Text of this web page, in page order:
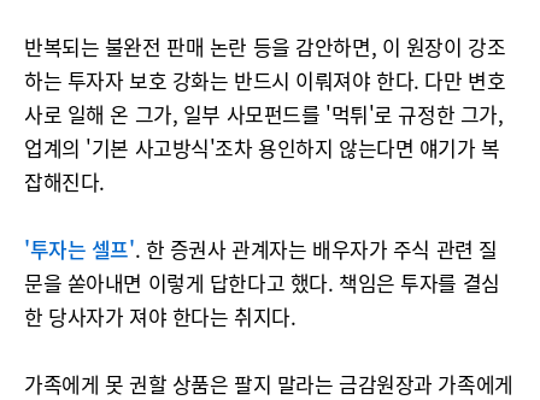
반복되는 불완전 판매 논란 등을 감안하면, 이 원장이 강조
하는 투자자 보호 강화는 반드시 이뤄져야 한다. 다만 변호
사로 일해 온 그가, 일부 사모펀드를 '먹튀'로 규정한 그가,
업계의 '기본 사고방식'조차 용인하지 않는다면 얘기가 복
잡해진다.
'투자는 셀프'. 한 증권사 관계자는 배우자가 주식 관련 질
문을 쏟아내면 이렇게 답한다고 했다. 책임은 투자를 결심
한 당사자가 져야 한다는 취지다.
가족에게 못 권할 상품은 팔지 말라는 금감원장과 가족에게